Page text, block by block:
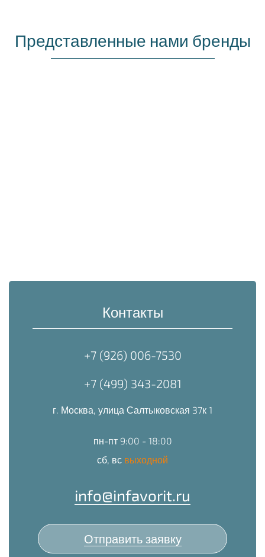
Представленные нами бренды
Контакты
+7 (926) 006-7530
+7 (499) 343-2081
г. Москва, улица Салтыковская 37к 1
пн-пт 9:00 - 18:00
сб, вс выходной
info@infavorit.ru
Отправить заявку